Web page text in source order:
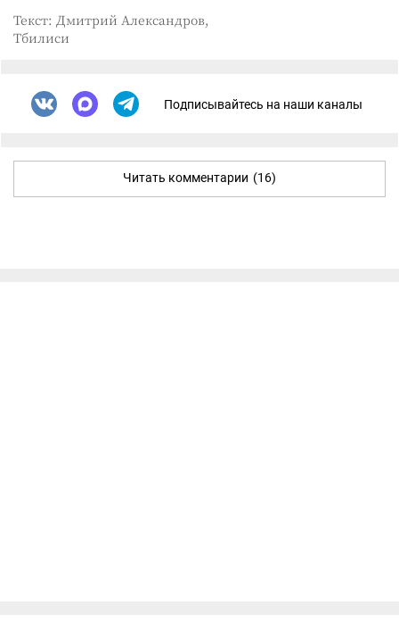
Текст: Дмитрий Александров,
Тбилиси
Подписывайтесь на наши каналы
Читать комментарии (16)